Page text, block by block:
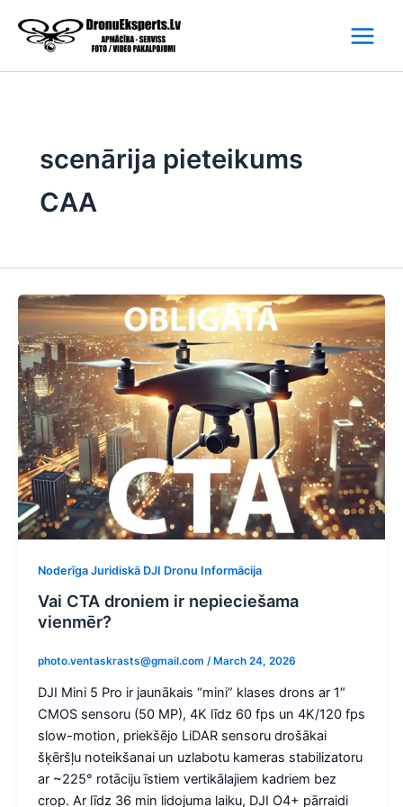
content
scenārija pieteikums
CAA
Noderīga Juridiskā DJI Dronu Informācija
Vai CTA droniem ir nepieciešama
vienmēr?
photo.ventaskrasts@gmail.com / March 24, 2026
DJI Mini 5 Pro ir jaunākais “mini” klases drons ar 1″
CMOS sensoru (50 MP), 4K līdz 60 fps un 4K/120 fps
slow-motion, priekšējo LiDAR sensoru drošākai
šķēršļu noteikšanai un uzlabotu kameras stabilizatoru
ar ~225° rotāciju īstiem vertikālajiem kadriem bez
crop. Ar līdz 36 min lidojuma laiku, DJI O4+ pārraidi